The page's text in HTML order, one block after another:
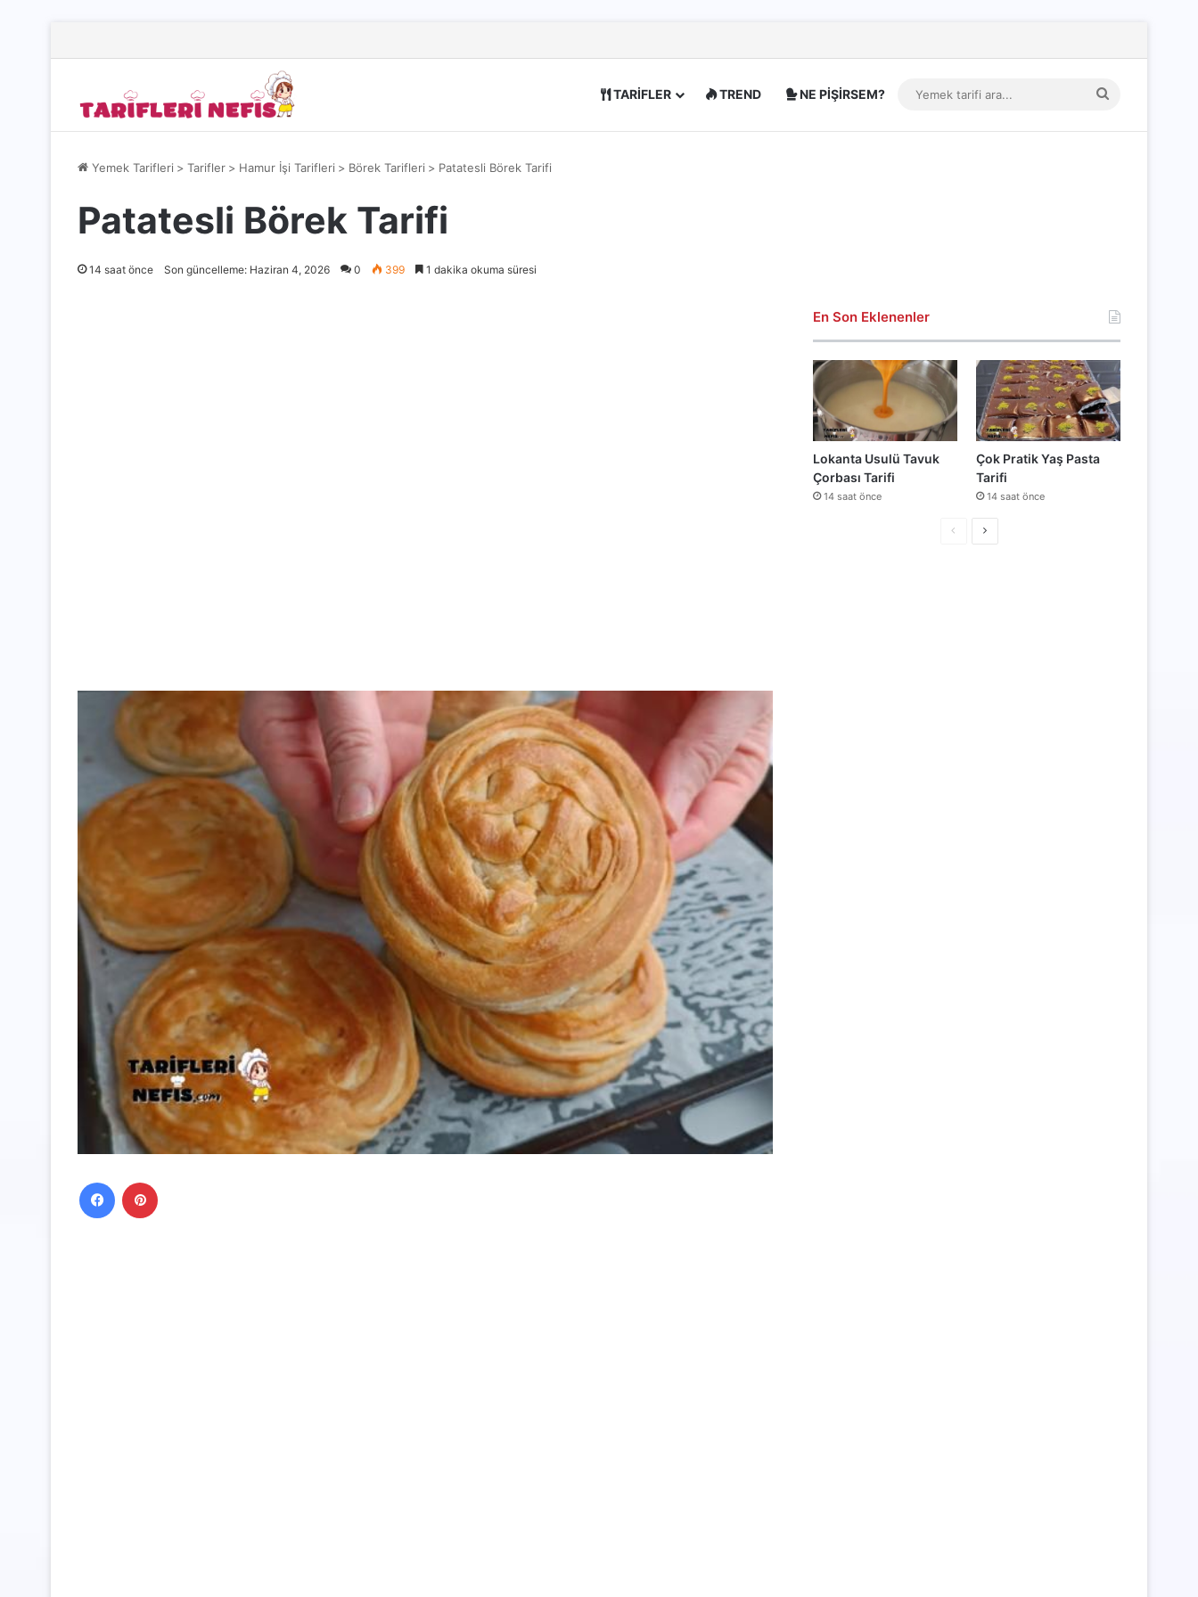
TARİFLER TREND NE PİŞİRSEM?
Yemek Tarifleri > Tarifler > Hamur İşi Tarifleri > Börek Tarifleri > Patatesli Börek Tarifi
Patatesli Börek Tarifi
14 saat önce Son güncelleme: Haziran 4, 2026 0 399 1 dakika okuma süresi
Facebook
En Son Eklenenler
Lokanta Usulü Tavuk
Çorbası Tarifi
14 saat önce
Çok Pratik Yaş Pasta
Tarifi
14 saat önce
ÖncekiSonraki